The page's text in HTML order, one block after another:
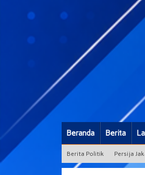
Beranda Berita
Berita Politik Persija